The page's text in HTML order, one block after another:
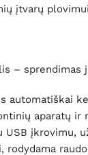
įtvarų
–
automatiškai
aparatų ir
USB įkrovimu,
rodydama